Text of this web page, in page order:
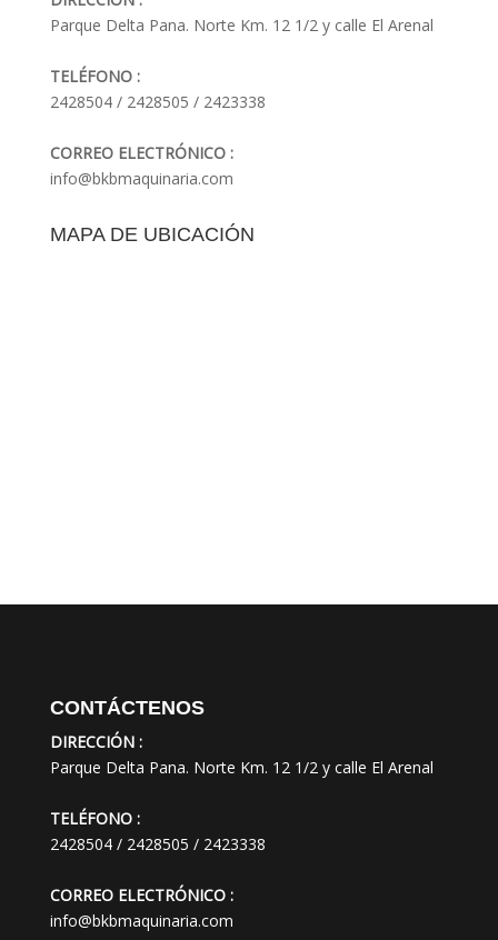
Parque Delta Pana. Norte Km. 12 1/2 y calle El Arenal
TELÉFONO :
2428504 / 2428505 / 2423338
CORREO ELECTRÓNICO :
info@bkbmaquinaria.com
MAPA DE UBICACIÓN
CONTÁCTENOS
DIRECCIÓN :
Parque Delta Pana. Norte Km. 12 1/2 y calle El Arenal
TELÉFONO :
2428504 / 2428505 / 2423338
CORREO ELECTRÓNICO :
info@bkbmaquinaria.com